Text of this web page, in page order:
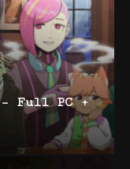
Full PC +